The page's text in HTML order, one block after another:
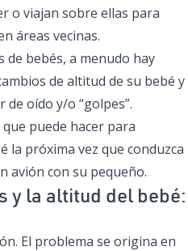
o viajan sobre ellas para
áreas vecinas.
de bebés, a menudo hay
de altitud de su bebé y
oído y/o “golpes”.
puede hacer para
la próxima vez que conduzca
avión con su pequeño.
y la altitud del bebé:
El problema se origina en